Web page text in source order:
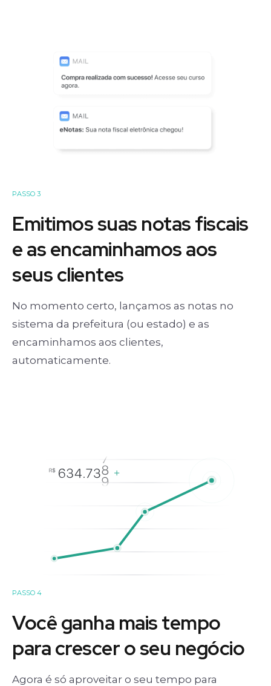
PASSO 3
Emitimos suas notas fiscais
e as encaminhamos aos
seus clientes
No momento certo, lançamos as notas no
sistema da prefeitura (ou estado) e as
encaminhamos aos clientes,
automaticamente.
PASSO 4
Você ganha mais tempo
para crescer o seu negócio
Agora é só aproveitar o seu tempo para